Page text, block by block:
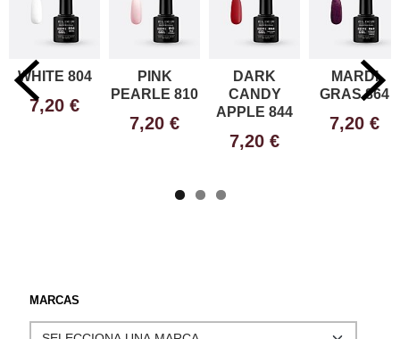
MARCAS
WHITE 804
7,20 €
PINK
PEARLE 810
7,20 €
DARK
CANDY
APPLE 844
7,20 €
MARDI
GRAS 864
7,20 €